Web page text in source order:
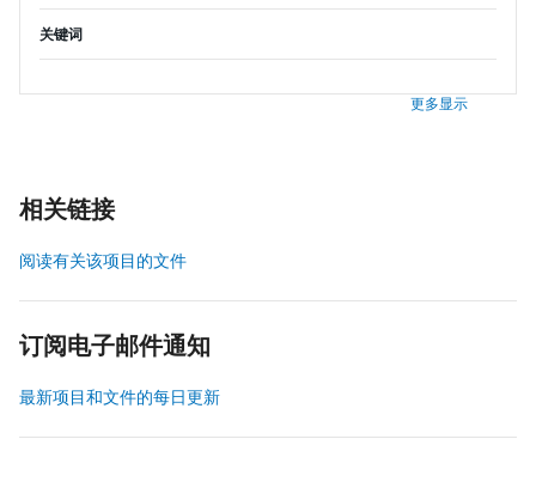
关键词
更多显示
相关链接
阅读有关该项目的文件
订阅电子邮件通知
最新项目和文件的每日更新